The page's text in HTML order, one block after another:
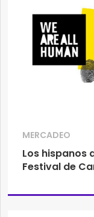
MERCADEO
Los hispanos
Festival de